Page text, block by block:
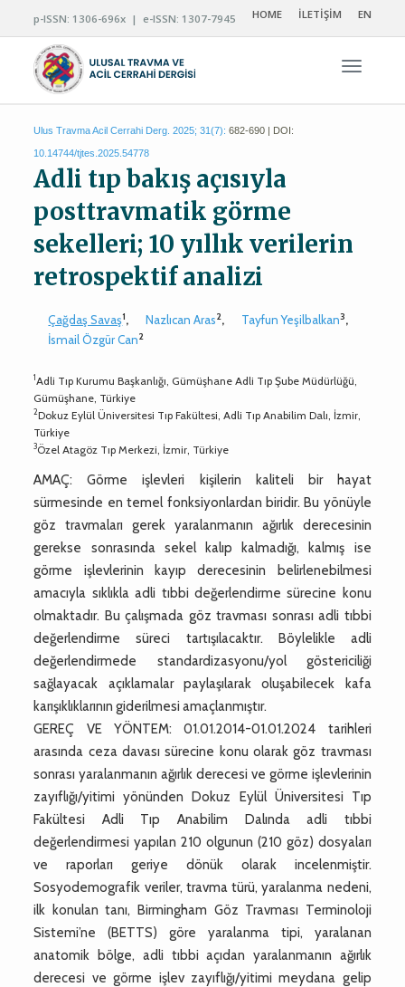
p-ISSN: 1306-696x | e-ISSN: 1307-7945 HOME İLETİŞİM EN
Ulus Travma Acil Cerrahi Derg. 2025; 31(7): 682-690 | DOI:
10.14744/tjtes.2025.54778
Adli tıp bakış açısıyla
posttravmatik görme
sekelleri; 10 yıllık verilerin
retrospektif analizi
Çağdaş Savaş1, Nazlıcan Aras2, Tayfun Yeşilbalkan3,
İsmail Özgür Can2
1Adli Tıp Kurumu Başkanlığı, Gümüşhane Adli Tıp Şube Müdürlüğü,
Gümüşhane, Türkiye
2Dokuz Eylül Üniversitesi Tıp Fakültesi, Adli Tıp Anabilim Dalı, İzmir,
Türkiye
3Özel Atagöz Tıp Merkezi, İzmir, Türkiye
AMAÇ: Görme işlevleri kişilerin kaliteli bir hayat
sürmesinde en temel fonksiyonlardan biridir. Bu yönüyle
göz travmaları gerek yaralanmanın ağırlık derecesinin
gerekse sonrasında sekel kalıp kalmadığı, kalmış ise
görme işlevlerinin kayıp derecesinin belirlenebilmesi
amacıyla sıklıkla adli tıbbi değerlendirme sürecine konu
olmaktadır. Bu çalışmada göz travması sonrası adli tıbbi
değerlendirme süreci tartışılacaktır. Böylelikle adli
değerlendirmede standardizasyonu/yol göstericiliği
sağlayacak açıklamalar paylaşılarak oluşabilecek kafa
karışıklıklarının giderilmesi amaçlanmıştır.
GEREÇ VE YÖNTEM: 01.01.2014-01.01.2024 tarihleri
arasında ceza davası sürecine konu olarak göz travması
sonrası yaralanmanın ağırlık derecesi ve görme işlevlerinin
zayıflığı/yitimi yönünden Dokuz Eylül Üniversitesi Tıp
Fakültesi Adli Tıp Anabilim Dalında adli tıbbi
değerlendirmesi yapılan 210 olgunun (210 göz) dosyaları
ve raporları geriye dönük olarak incelenmiştir.
Sosyodemografik veriler, travma türü, yaralanma nedeni,
ilk konulan tanı, Birmingham Göz Travması Terminoloji
Sistemi’ne (BETTS) göre yaralanma tipi, yaralanan
anatomik bölge, adli tıbbi açıdan yaralanmanın ağırlık
derecesi ve görme işlev zayıflığı/yitimi meydana gelip